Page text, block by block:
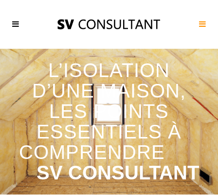
L’ISOLATION
D’UNE MAISON,
LES POINTS
ESSENTIELS À
COMPRENDRE
SV CONSULTANT